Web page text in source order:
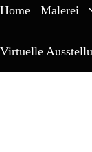
Home Malerei
Virtuelle